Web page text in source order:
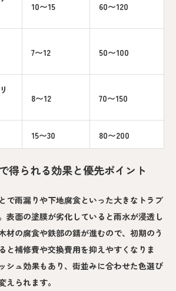
10〜15 60〜120
7〜12 50〜100
8〜12 70〜150
15〜30 80〜200
得られる効果と優先ポイント
で雨漏りや下地腐食といった大きなトラブ
表面の塗膜が劣化していると雨水が浸透し
材の腐食や鉄部の錆が進むので、初期のう
と補修費や交換費用を抑えやすくなりま
シュ効果もあり、街並みに合わせた色選び
えられます。